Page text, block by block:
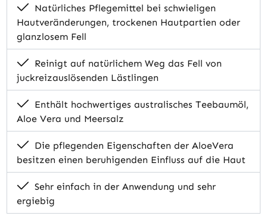
Natürliches Pflegemittel bei schwieligen
Hautveränderungen, trockenen Hautpartien oder
glanzlosem Fell
Reinigt auf natürlichem Weg das Fell von
juckreizauslösenden Lästlingen
Enthält hochwertiges australisches Teebaumöl,
Aloe Vera und Meersalz
Die pflegenden Eigenschaften der AloeVera
besitzen einen beruhigenden Einfluss auf die Haut
Sehr einfach in der Anwendung und sehr
ergiebig